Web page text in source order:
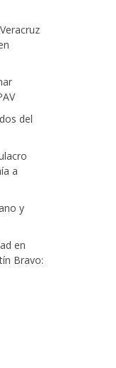
del
a
y
en
Bravo: